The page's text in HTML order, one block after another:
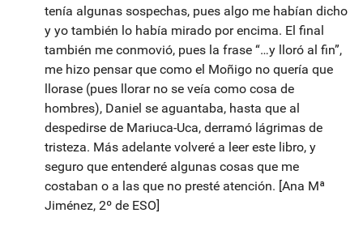
tenía algunas sospechas, pues algo me habían dicho
y yo también lo había mirado por encima. El final
también me conmovió, pues la frase “…y lloró al fin”,
me hizo pensar que como el Moñigo no quería que
llorase (pues llorar no se veía como cosa de
hombres), Daniel se aguantaba, hasta que al
despedirse de Mariuca-Uca, derramó lágrimas de
tristeza. Más adelante volveré a leer este libro, y
seguro que entenderé algunas cosas que me
costaban o a las que no presté atención. [Ana Mª
Jiménez, 2º de ESO]